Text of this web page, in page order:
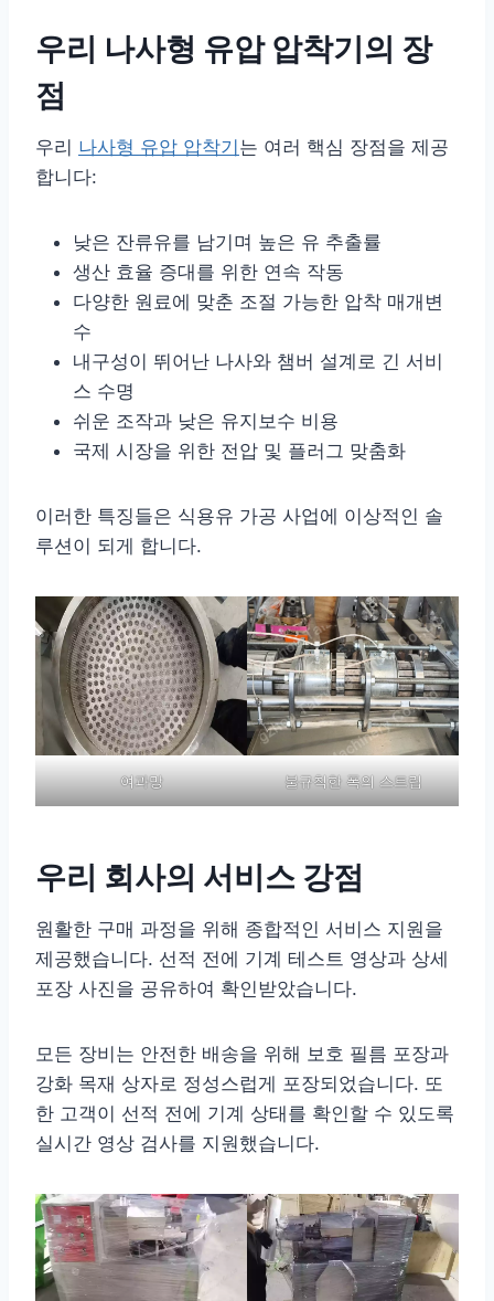
우리 나사형 유압 압착기의 장
점
우리 나사형 유압 압착기 는 여러 핵심 장점을 제공
합니다:
낮은 잔류유를 남기며 높은 유 추출률
생산 효율 증대를 위한 연속 작동
다양한 원료에 맞춘 조절 가능한 압착 매개변
수
내구성이 뛰어난 나사와 챔버 설계로 긴 서비
스 수명
쉬운 조작과 낮은 유지보수 비용
국제 시장을 위한 전압 및 플러그 맞춤화
이러한 특징들은 식용유 가공 사업에 이상적인 솔
루션이 되게 합니다.
여과망 불규칙한 폭의 스트립
우리 회사의 서비스 강점
원활한 구매 과정을 위해 종합적인 서비스 지원을
제공했습니다. 선적 전에 기계 테스트 영상과 상세
포장 사진을 공유하여 확인받았습니다.
모든 장비는 안전한 배송을 위해 보호 필름 포장과
강화 목재 상자로 정성스럽게 포장되었습니다. 또
한 고객이 선적 전에 기계 상태를 확인할 수 있도록
실시간 영상 검사를 지원했습니다.